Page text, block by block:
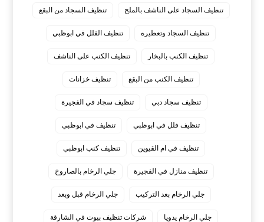
تنظيف السجاد على الناشف بالملح تنظيف السجاد من البقع
تنظيف السجاد وتعطيره تنظيف الفلل في ابوظبي
تنظيف الكنب بالبخار تنظيف الكنب على الناشف
تنظيف الكنب من البقع تنظيف خزانات
تنظيف سجاد دبي تنظيف سجاد في الفجيرة
تنظيف فلل في ابوظبي تنظيف في ابوظبي
تنظيف في ام القيوين تنظيف كنب ابوظبي
تنظيف منازل في الفجيرة جلي الرخام بالصاروخ
جلي الرخام بعد التركيب جلي الرخام قبل وبعد
جلي الرخام يدويا شركات تنظيف بيوت في الشارقة